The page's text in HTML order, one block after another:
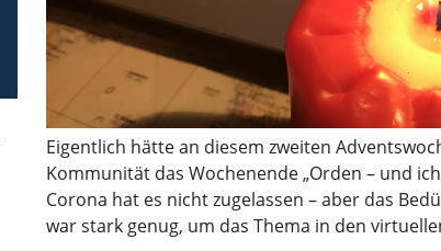
Eigentlich hätte an diesem zweiten
Kommunität das Wochenende „Orden – und
Corona hat es nicht zugelassen – aber das
war stark genug, um das Thema in den